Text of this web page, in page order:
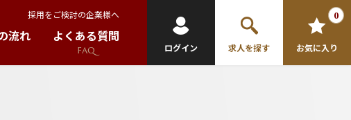
採用をご検討の企業様へ
流れ よくある質問
FAQ ログイン 求人を探す お気に入り
0